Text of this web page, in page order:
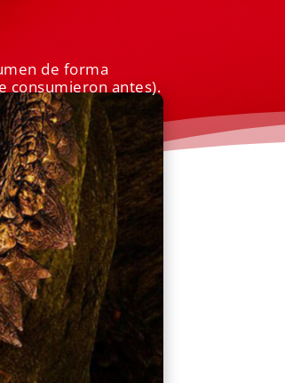
de forma
consumieron antes).